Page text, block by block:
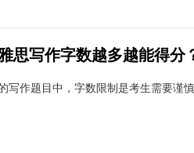
思写作字数越多越能得分
写作题目中，字数限制是考生需要谨